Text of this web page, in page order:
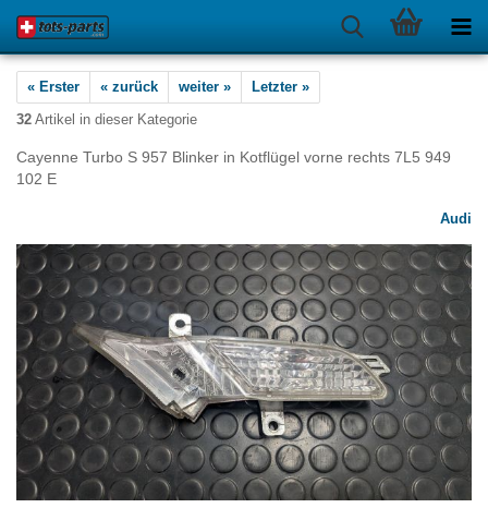
« Erster « zurück weiter »
Letzter »
32 Artikel in dieser Kategorie
Cayenne Turbo S 957 Blinker in Kotflügel vorne rechts 7L5 949
102 E
Audi